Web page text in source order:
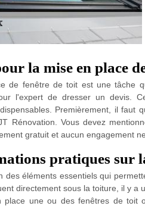
la mise en place
de fenêtre de toit est une tâche
l'expert de dresser un devis.
Premièrement, il faut
Rénovation. Vous devez
gratuit et aucun engagement
pratiques sur
des éléments essentiels qui
directement sous la toiture, il y
place une ou des fenêtres de toit